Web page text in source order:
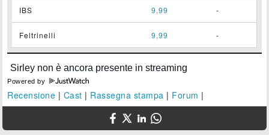
IBS 9,99 -
Feltrinelli 9,99 -
Powered by
Recensione | Cast | Rassegna stampa | Forum |